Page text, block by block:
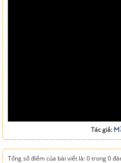
Tác giả:
Tổng số điểm của bài viết là: 0 trong 0